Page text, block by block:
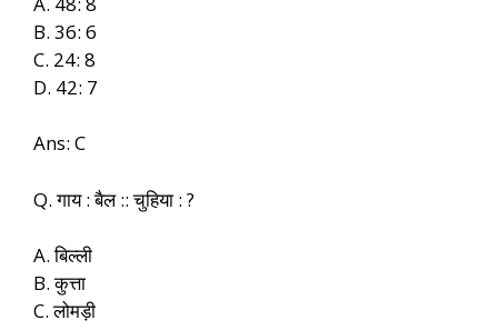
B. 36: 6
C. 24: 8
D. 42: 7
Ans: C
Q. गाय : बैल :: चुहिया : ?
A. बिल्ली
B. कुत्ता
C. लोमड़ी